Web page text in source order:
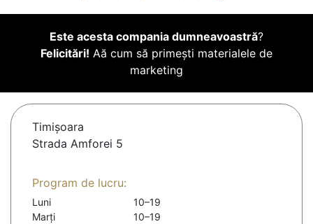
Este acesta compania dumneavoastră?
Felicitări! Aă cum să primești materialele de
marketing
Timişoara
Strada Amforei 5
Program de lucru:
Luni
10–19
Marți
10–19